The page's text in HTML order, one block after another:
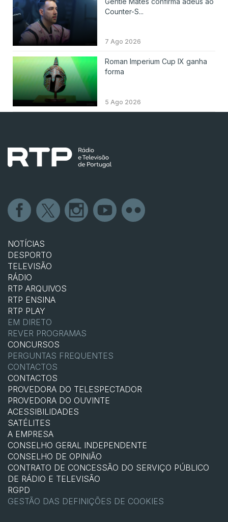
Counter-S...
7 Ago 2026
Roman Imperium Cup IX ganha
forma
5 Ago 2026
NOTÍCIAS
DESPORTO
TELEVISÃO
RÁDIO
RTP ARQUIVOS
RTP ENSINA
RTP PLAY
EM DIRETO
REVER PROGRAMAS
CONCURSOS
PERGUNTAS FREQUENTES
CONTACTOS
CONTACTOS
PROVEDORA DO TELESPECTADOR
PROVEDORA DO OUVINTE
ACESSIBILIDADES
SATÉLITES
A EMPRESA
CONSELHO GERAL INDEPENDENTE
CONSELHO DE OPINIÃO
CONTRATO DE CONCESSÃO DO SERVIÇO PÚBLICO
DE RÁDIO E TELEVISÃO
RGPD
GESTÃO DAS DEFINIÇÕES DE COOKIES